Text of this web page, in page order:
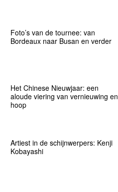
Foto’s van de tournee: van
Bordeaux naar Busan en verder
Het Chinese Nieuwjaar: een
aloude viering van vernieuwing en
hoop
Artiest in de schijnwerpers: Kenji
Kobayashi